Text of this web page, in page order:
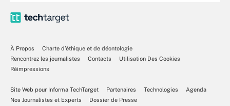
À Propos
Charte d’éthique et de déontologie
Rencontrez les journalistes
Contacts
Utilisation Des Cookies
Réimpressions
Site Web pour Informa TechTarget Partenaires Technologies
Agenda
Nos Journalistes et Experts
Dossier de Presse